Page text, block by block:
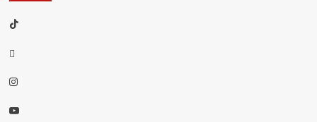
TikTok
threads
Instagram
Youtube